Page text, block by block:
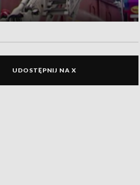
UDOSTĘPNIJ NA X